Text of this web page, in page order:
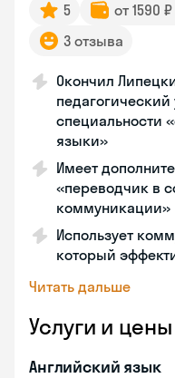
5 от 1590
3 отзыва
Окончил
специальности
языки»
Имеет
«переводчик в
коммуникации»
Использует
который
Читать дальше
Услуги и цены
Английский язык